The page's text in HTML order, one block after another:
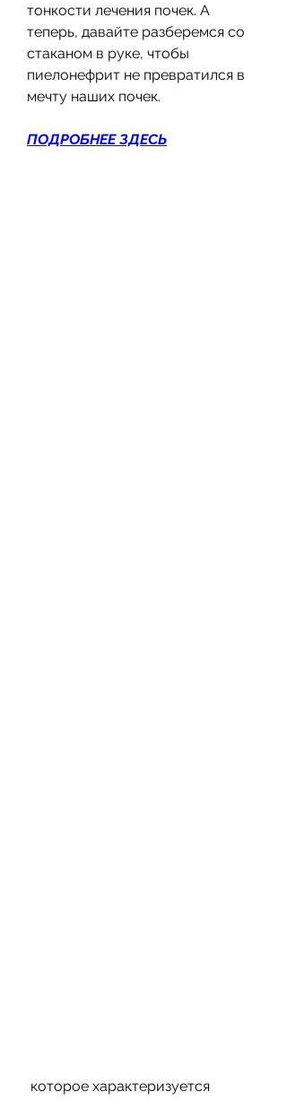
тонкости лечения почек. А
теперь, давайте разберемся со
стаканом в руке, чтобы
пиелонефрит не превратился в
мечту наших почек.
ПОДРОБНЕЕ ЗДЕСЬ